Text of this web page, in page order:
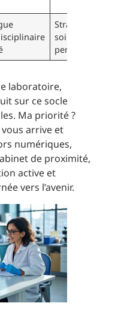
Stratégie de
soins
personnalisée
laboratoire,
sur ce socle
Ma priorité ?
arrive et
numériques,
de proximité,
active et
vers l’avenir.